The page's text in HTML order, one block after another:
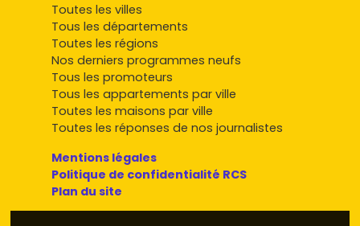
Toutes les villes
Tous les départements
Toutes les régions
Nos derniers programmes neufs
Tous les promoteurs
Tous les appartements par ville
Toutes les maisons par ville
Toutes les réponses de nos journalistes
Mentions légales
Politique de confidentialité RCS
Plan du site